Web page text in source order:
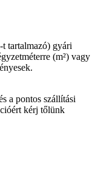
tartalmazó) gyári
(m²) vagy
a pontos szállítási
kérj tőlünk